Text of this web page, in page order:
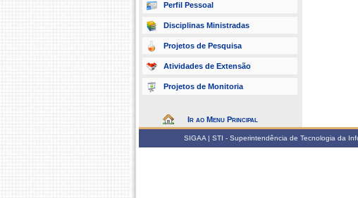
Perfil Pessoal
Disciplinas Ministradas
Projetos de Pesquisa
Atividades de Extensão
Projetos de Monitoria
Ir ao Menu Principal
SIGAA | STI - Superintendência de Tecnologia da